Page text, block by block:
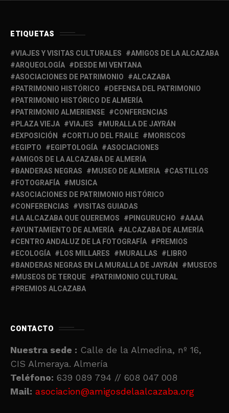
ETIQUETAS
VIAJES Y VISITAS CULTURALES
AMIGOS DE LA ALCAZABA
ARQUEOLOGÍA
DESDE MI VENTANA
ASOCIACIONES DE PATRIMONIO
ALCAZABA
PATRIMONIO HISTÓRICO
DEFENSA DEL PATRIMONIO
PATRIMONIO HISTÓRICO DE ALMERÍA
PATRIMONIO ALMERIENSE
CONFERENCIAS
PLAZA VIEJA
VIAJES
MURALLA DE JAYRÁN
EXPOSICIÓN
CORTIJO DEL FRAILE
MORISCOS
EGIPTO
EGIPTOLOGÍA
ASOCIACIONES
AMIGOS DE LA ALCAZABA DE ALMERÍA
BANDERAS NEGRAS
MUSEO DE ALMERIA
CASTILLOS
FOTOGRAFÍA
MUSICA
ASOCIACIONES DE PATRIMONIO HISTÓRICO
CONFERENCIAS
VISITAS GUIADAS
LA ALCAZABA QUE QUEREMOS
PINGURUCHO
AAAA
AYUNTAMIENTO DE ALMERÍA
ALCAZABA DE ALMERÍA
CENTRO ANDALUZ DE LA FOTOGRAFÍA
PREMIOS
ECOLOGÍA
LOS MILLARES MURALLAS
LIBRO
BANDERAS NEGRAS EN LA MURALLA DE JAYRÁN
MUSEOS
MUSEOS DE TERQUE
PATRIMONIO CULTURAL
PREMIOS ALCAZABA
CONTACTO
Nuestra sede : Calle de la Almedina, nº 16,
CIS Almeraya. Almería
Teléfono: 639 089 794 // 608 047 008
Mail: asociacion@amigosdelaalcazaba.org